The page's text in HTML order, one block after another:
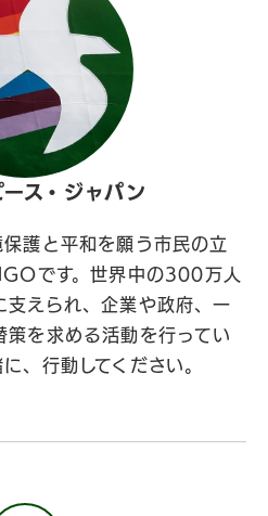
ス・ジャパン
護と平和を願う市民の立
です。世界中の300万人
支えられ、企業や政府、一
を求める活動を行ってい
、行動してください。